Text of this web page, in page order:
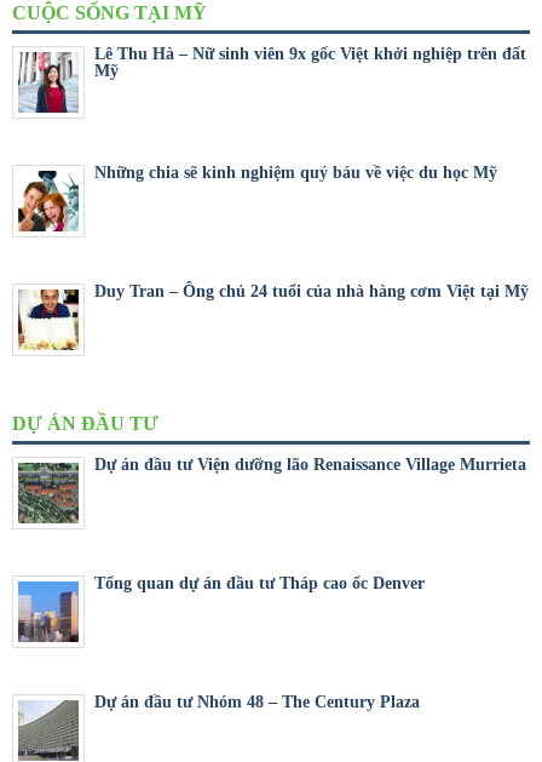
CUỘC SỐNG TẠI MỸ
Lê Thu Hà – Nữ sinh viên 9x gốc Việt khởi nghiệp trên đất
Mỹ
Những chia sẽ kinh nghiệm quý báu về việc du học Mỹ
Duy Tran – Ông chủ 24 tuổi của nhà hàng cơm Việt tại Mỹ
DỰ ÁN ĐẦU TƯ
Dự án đầu tư Viện dưỡng lão Renaissance Village Murrieta
Tổng quan dự án đầu tư Tháp cao ốc Denver
Dự án đầu tư Nhóm 48 – The Century Plaza